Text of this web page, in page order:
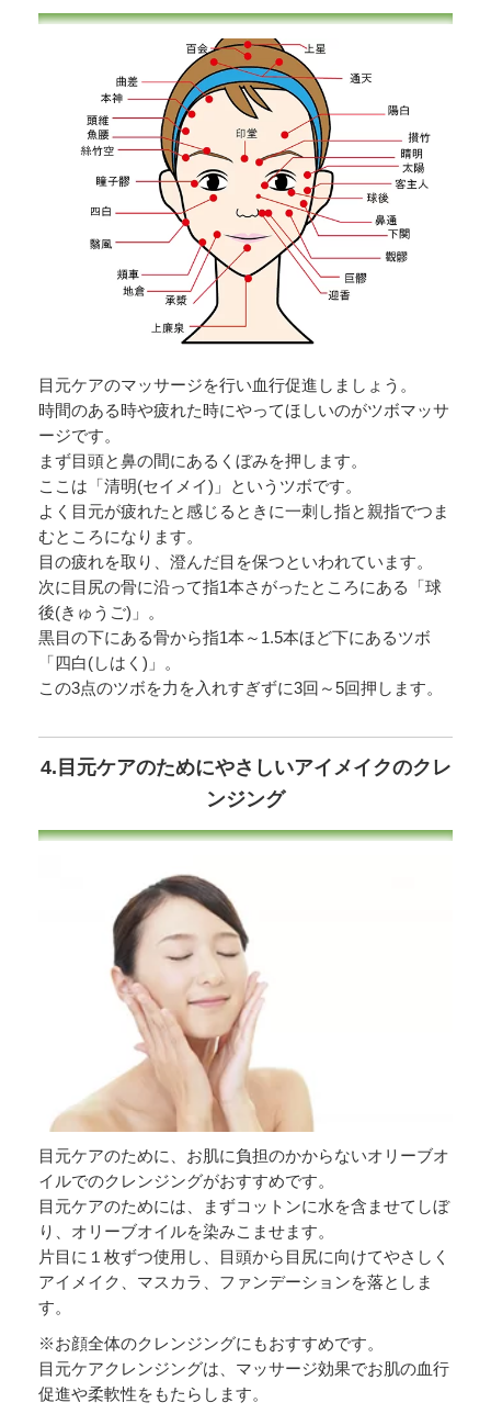
目元ケアのマッサージを行い血行促進しましょう。
時間のある時や疲れた時にやってほしいのがツボマッサ
ージです。
まず目頭と鼻の間にあるくぼみを押します。
ここは「清明(セイメイ)」というツボです。
よく目元が疲れたと感じるときに一刺し指と親指でつま
むところになります。
目の疲れを取り、澄んだ目を保つといわれています。
次に目尻の骨に沿って指1本さがったところにある「球
後(きゅうご)」。
黒目の下にある骨から指1本～1.5本ほど下にあるツボ
「四白(しはく)」。
この3点のツボを力を入れすぎずに3回～5回押します。
4.目元ケアのためにやさしいアイメイクのクレ
ンジング
目元ケアのために、お肌に負担のかからないオリーブオ
イルでのクレンジングがおすすめです。
目元ケアのためには、まずコットンに水を含ませてしぼ
り、オリーブオイルを染みこませます。
片目に１枚ずつ使用し、目頭から目尻に向けてやさしく
アイメイク、マスカラ、ファンデーションを落としま
す。
※お顔全体のクレンジングにもおすすめです。
目元ケアクレンジングは、マッサージ効果でお肌の血行
促進や柔軟性をもたらします。